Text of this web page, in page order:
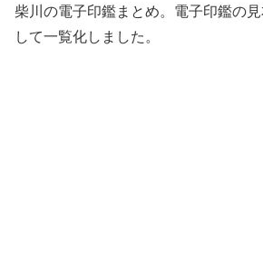
柴川の電子印鑑まとめ。電子印鑑の
して一覧化しました。